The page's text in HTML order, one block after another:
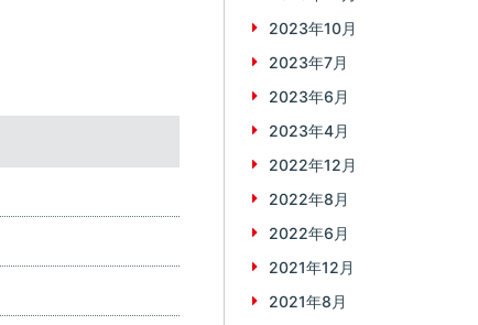
2023年10月
2023年7月
2023年6月
2023年4月
2022年12月
2022年8月
2022年6月
2021年12月
2021年8月